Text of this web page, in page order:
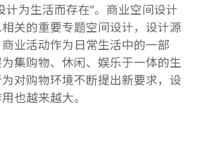
计为生活而存在”。商业空间设计
关的重要专题空间设计，设计源
业活动作为日常生活中的一部
集购物、休闲、娱乐于一体的生
对购物环境不断提出新要求，设
也越来越大。